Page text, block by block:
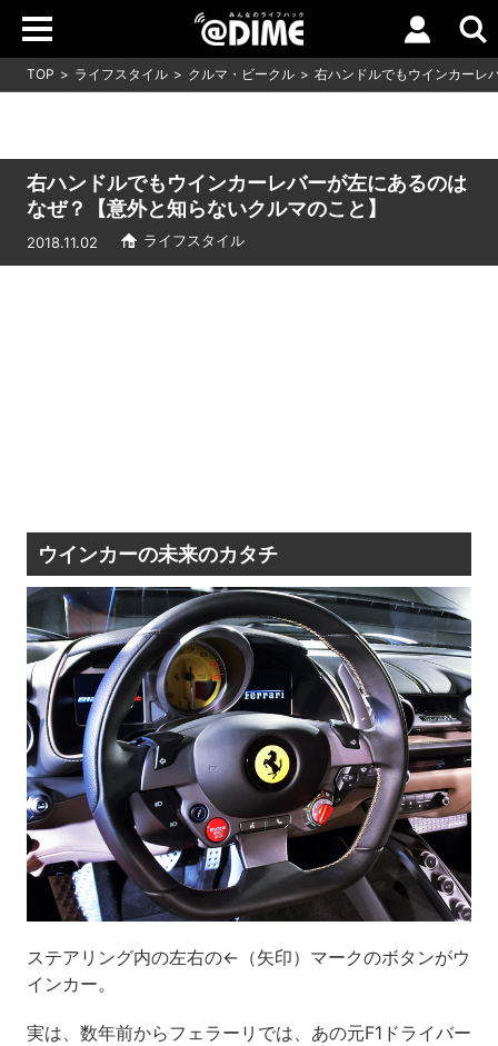
TOP ライフスタイル クルマ・ビークル 右ハンドルでもウインカーレ
右ハンドルでもウインカーレバーが左にあるのは
なぜ？【意外と知らないクルマのこと】
2018.11.02 ライフスタイル
ウインカーの未来のカタチ
ステアリング内の左右の←（矢印）マークのボタンがウ
インカー。
実は、数年前からフェラーリでは、あの元F1ドライバー